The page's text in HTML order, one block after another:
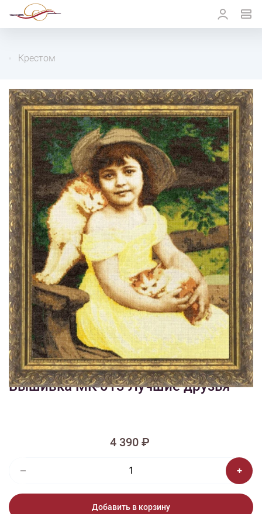
Крестом
1/2
Изображения и цвет представленного товара могут незначительно
отличаться от оригинала продукции, взависимости от разрешения и
настроек вашего монитора, а также условий освещения при съемке
Вышивка МК-013 Лучшие друзья
4 390 ₽
Добавить в корзину